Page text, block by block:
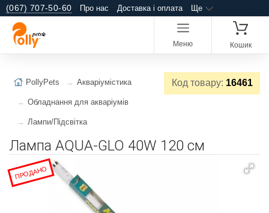
(067) 707-50-60 Про нас Доставка і оплата Ще
Меню Кошик
Код товару: 16461
PollyPets Акваріумістика
Обладнання для акваріумів
Лампи/Підсвітка
Лампа AQUA-GLO 40W 120 см
ПРОДАНО